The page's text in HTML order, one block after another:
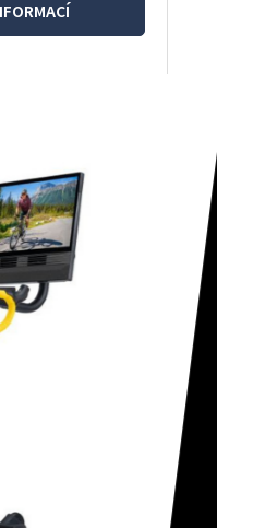
S
realistickou
výkonům. Ať